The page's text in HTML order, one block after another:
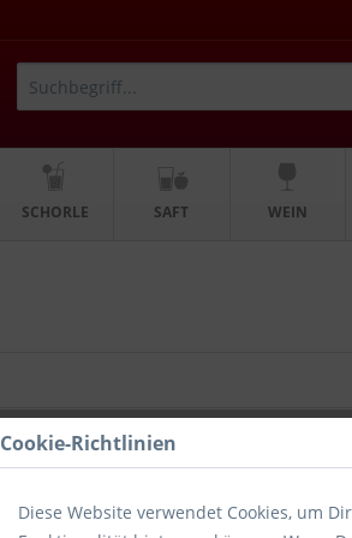
SCHORLE SAFT WEIN
Cookie-Richtlinien
Diese Website verwendet Cookies, um